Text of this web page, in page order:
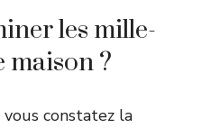
les mille-
maison ?
constatez la